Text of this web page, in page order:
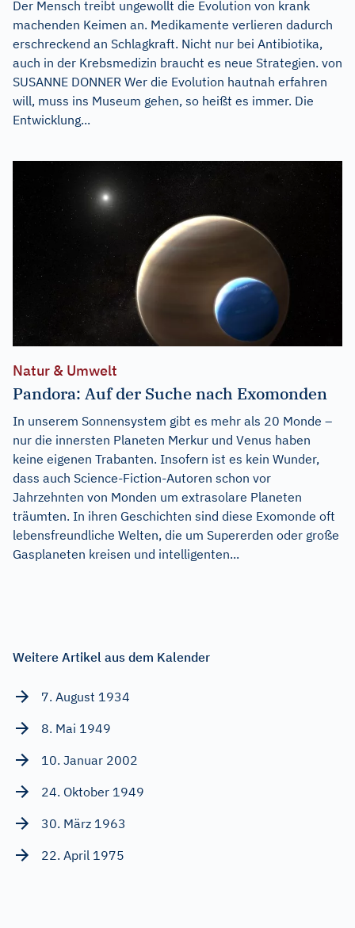
Der Mensch treibt ungewollt die Evolution von krank
machenden Keimen an. Medikamente verlieren dadurch
erschreckend an Schlagkraft. Nicht nur bei Antibiotika,
auch in der Krebsmedizin braucht es neue Strategien. von
SUSANNE DONNER Wer die Evolution hautnah erfahren
will, muss ins Museum gehen, so heißt es immer. Die
Entwicklung...
Natur & Umwelt
Pandora: Auf der Suche nach Exomonden
In unserem Sonnensystem gibt es mehr als 20 Monde –
nur die innersten Planeten Merkur und Venus haben
keine eigenen Trabanten. Insofern ist es kein Wunder,
dass auch Science-Fiction-Autoren schon vor
Jahrzehnten von Monden um extrasolare Planeten
träumten. In ihren Geschichten sind diese Exomonde oft
lebensfreundliche Welten, die um Supererden oder große
Gasplaneten kreisen und intelligenten...
Weitere Artikel aus dem Kalender
7. August 1934
8. Mai 1949
10. Januar 2002
24. Oktober 1949
30. März 1963
22. April 1975